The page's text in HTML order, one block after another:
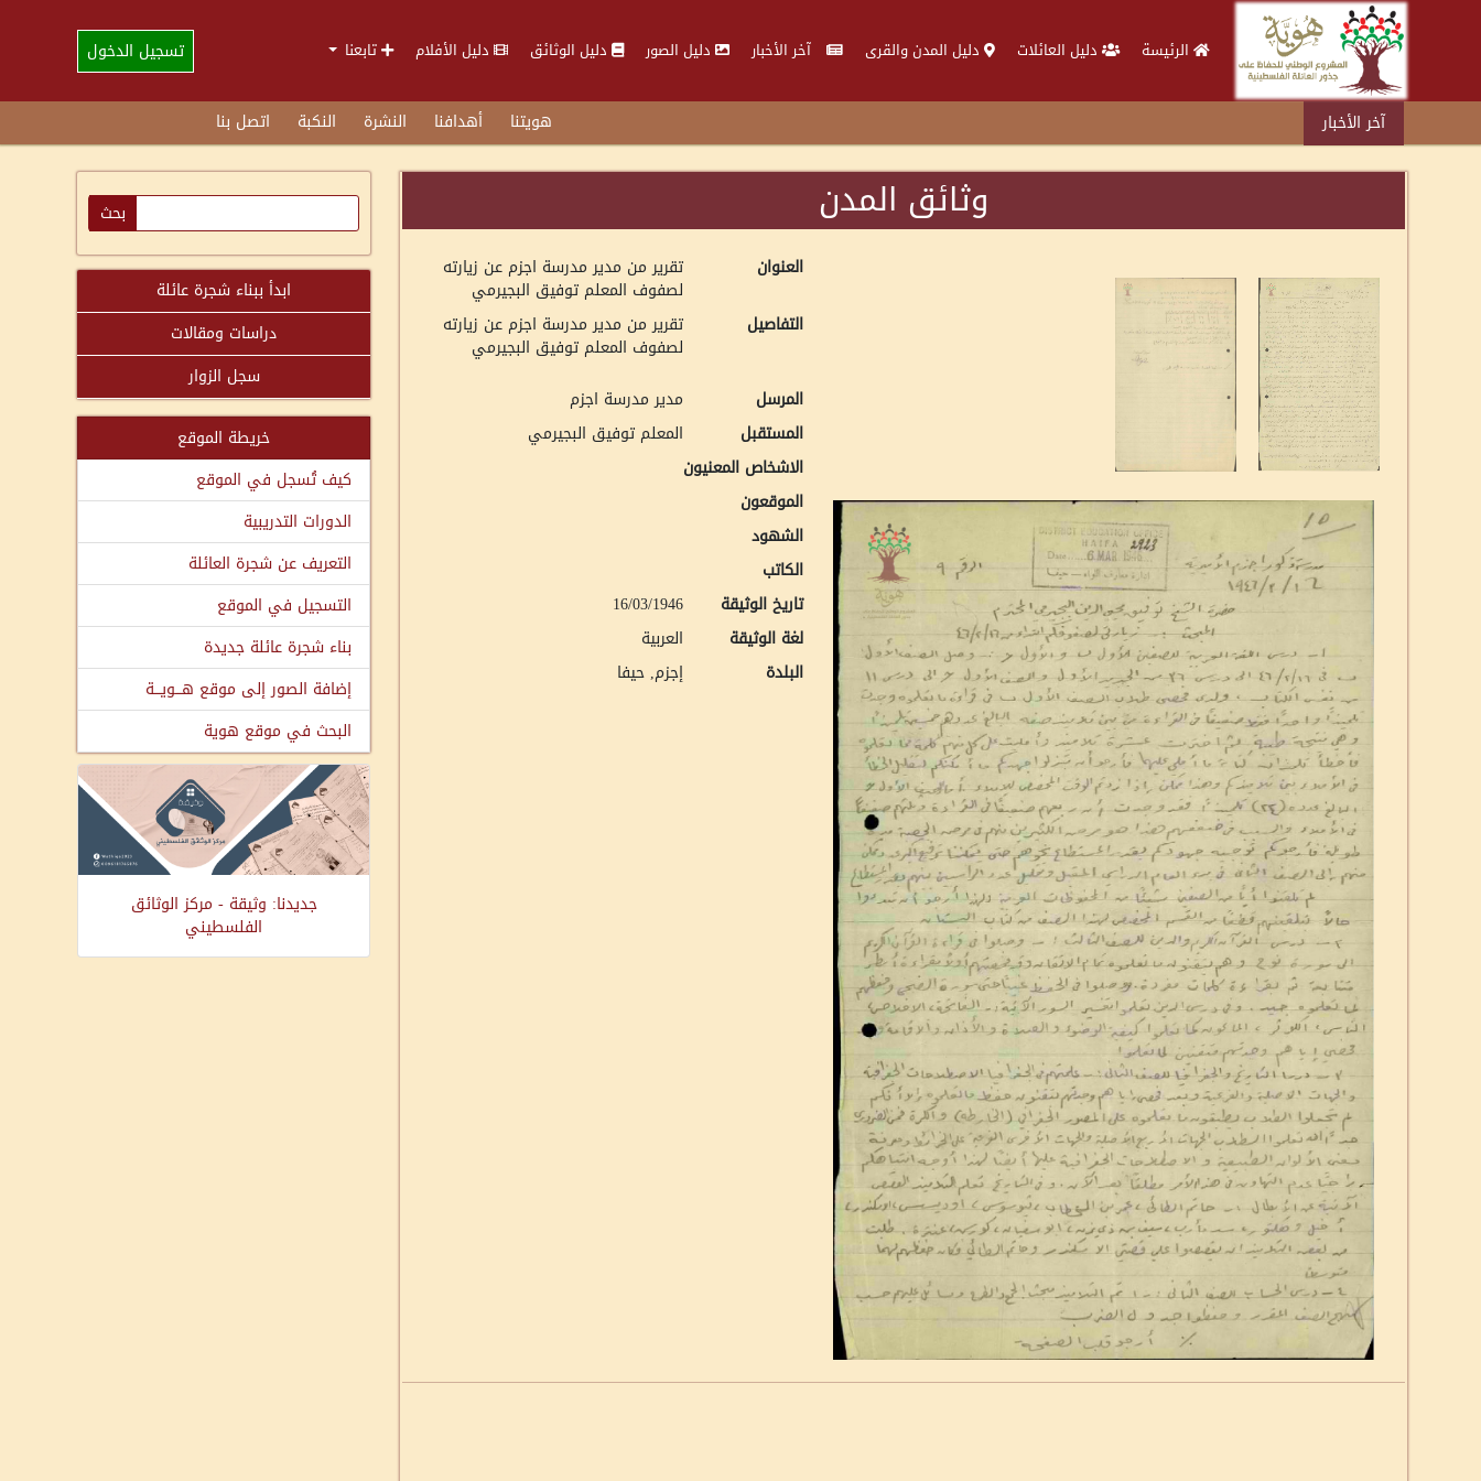
الرئيسة دليل العائلات دليل المدن والقرى آخر الأخبار دليل الصور دليل الوثائق دليل الأفلام تابعنا تسجيل الدخول
آخر الأخبار هويتنا أهدافنا النشرة النكبة اتصل بنا
وثائق المدن
العنوان تقرير من مدير مدرسة اجزم عن زيارته
لصفوف المعلم توفيق البجيرمي
التفاصيل
تقرير من مدير مدرسة اجزم عن زيارته
لصفوف المعلم توفيق البجيرمي
المرسل
مدير مدرسة اجزم
المستقبل
المعلم توفيق البجيرمي
الاشخاص المعنيون
الموقعون
الشهود
الكاتب
تاريخ الوثيقة
16/03/1946
لغة الوثيقة
العربية
البلدة
إجزم, حيفا
ابدأ ببناء شجرة عائلة
دراسات ومقالات
سجل الزوار
خريطة الموقع
كيف تُسجل في الموقع
الدورات التدريبية
التعريف عن شجرة العائلة
التسجيل في الموقع
بناء شجرة عائلة جديدة
إضافة الصور إلى موقع هـــويـــة
البحث في موقع هوية
جديدنا: وثيقة - مركز الوثائق
الفلسطيني